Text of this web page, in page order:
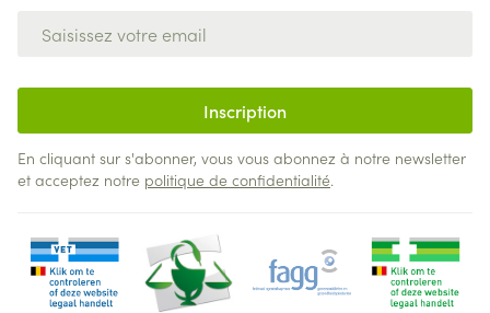
Inscription
En cliquant sur s'abonner, vous vous abonnez à notre newsletter
et acceptez notre politique de confidentialité.